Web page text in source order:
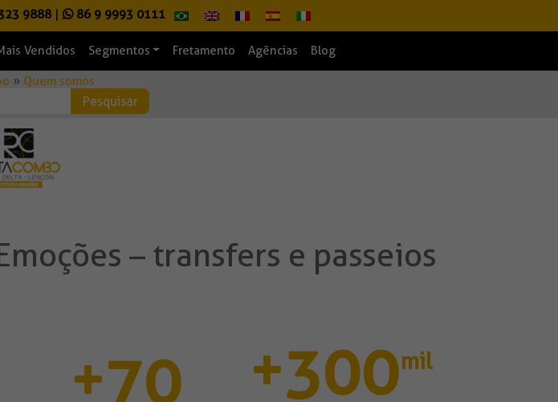
9888| 86 9 9993 0111
Vendidos Segmentos Fretamento Agências Blog
» Quem somos
– transfers e passeios
+70 +300mil